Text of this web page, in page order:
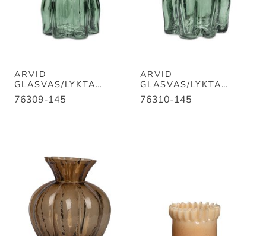
ARVID
GLASVAS/LYKTA
GRÖN D12CM H15CM
76309-145
ARVID
GLASVAS/LYKTA
GRÖN D14CM H20CM
76310-145